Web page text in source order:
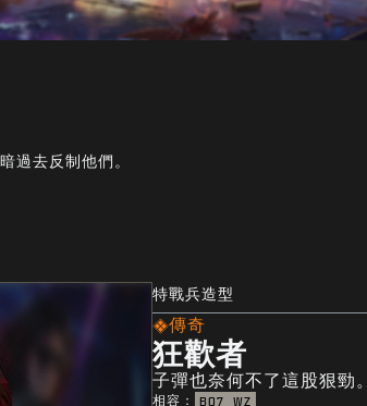
過去反制他們。
特戰兵造型
傳奇
狂歡者
子彈也奈何不了這股狠勁。
相容： BO7 WZ